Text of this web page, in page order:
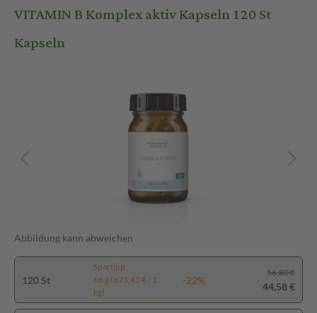
VITAMIN B Komplex aktiv Kapseln 120 St
Kapseln
Abbildung kann abweichen
120 St
Spartipp
66 g (675,45 € / 1
kg)
-22%
56,80 €
44,58 €